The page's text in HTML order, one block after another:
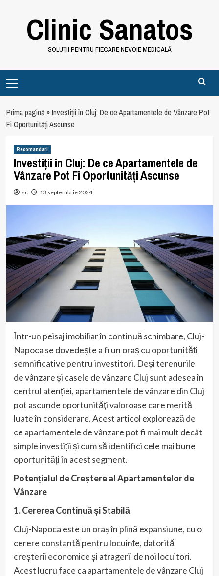
Clinic Sanatos
SOLUȚII PENTRU FIECARE NEVOIE MEDICALĂ
Menu
Prima pagină»Investiții în Cluj: De ce Apartamentele de Vânzare Pot
Fi Oportunități Ascunse
Recomandari
Investiții în Cluj: De ce Apartamentele de
Vânzare Pot Fi Oportunități Ascunse
sc 13 septembrie 2024
Într-un peisaj imobiliar în continuă schimbare, Cluj-
Napoca se dovedește a fi un oraș cu oportunități
semnificative pentru investitori. Deși terenurile
de vânzare și casele de vânzare Cluj sunt adesea în
centrul atenției, apartamentele de vânzare din Cluj
pot ascunde oportunități valoroase care merită
luate în considerare. Acest articol explorează de
ce apartamentele de vânzare pot fi mai mult decât
simple investiții și cum să identifici cele mai bune
oportunități în acest segment.
Potențialul de Creștere al Apartamentelor de
Vânzare
1. Cererea Continuă și Stabilă
Cluj-Napoca este un oraș în plină expansiune, cu o
cerere constantă pentru locuințe, datorită
creșterii economice și atragerii de noi locuitori.
Acest lucru face ca apartamentele de vânzare Cluj